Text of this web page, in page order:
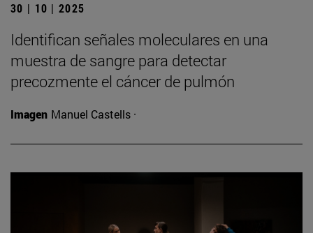
30 | 10 | 2025
Identifican señales moleculares en una
muestra de sangre para detectar
precozmente el cáncer de pulmón
Imagen Manuel Castells ·